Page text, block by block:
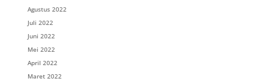
Agustus 2022
Juli 2022
Juni 2022
Mei 2022
April 2022
Maret 2022